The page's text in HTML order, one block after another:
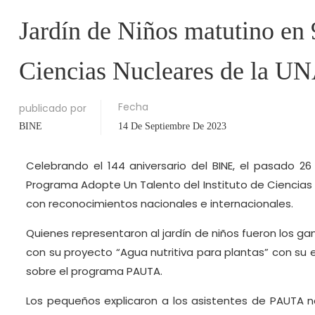
Jardín de Niños matutino
Ciencias Nucleares de la
publicado por
BINE
Fecha
14 De Septiembre De 2023
Celebrando el 144 aniversario del BINE, el pasado
Programa Adopte Un Talento del Instituto de
con reconocimientos nacionales e internacionales.
Quienes representaron al jardín de niños fueron los
con su proyecto “Agua nutritiva para plantas” con
sobre el programa PAUTA.
Los pequeños explicaron a los asistentes de